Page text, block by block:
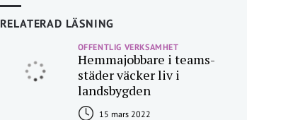
RELATERAD LÄSNING
OFFENTLIG VERKSAMHET
Hemmajobbare i teams-
städer väcker liv i
landsbygden
15 mars 2022